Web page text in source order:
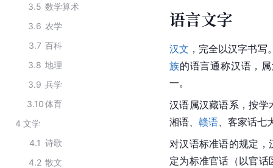
3.5 数学算术
3.6 农学
3.7 百科
3.8 地理
3.9 兵学
3.10体育
4 文学
4.1 诗歌
4.2 散文
语言文字
汉文 ，完全以汉字书
族的语言通称汉语，
一。
汉语属汉藏语系，按
湘语、 赣语 、客家话
对汉语标准语的规定，
定为标准官话（以官